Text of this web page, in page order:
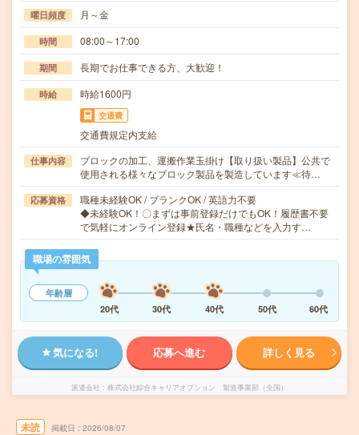
曜日頻度 月～金
時間 08:00～17:00
期間 長期でお仕事できる方、大歓迎！
時給 時給1600円
交通費
交通費規定内支給
仕事内容
ブロックの加工、運搬作業玉掛け【取り扱い製品】公共で
使用される様々なブロック製品を製造しています≪待…
応募資格
職種未経験OK / ブランクOK / 英語力不要
◆未経験OK！〇まずは事前登録だけでもOK！履歴書不要
で気軽にオンライン登録★氏名・職種などを入力す…
職場の雰囲気
年齢層
20代
30代 40代 50代 60代
気になる! 応募へ進む 詳しく見る
派遣会社 株式会社綜合キャリアオプション 製造事業部（全国）
未読 掲載日 2026/08/07